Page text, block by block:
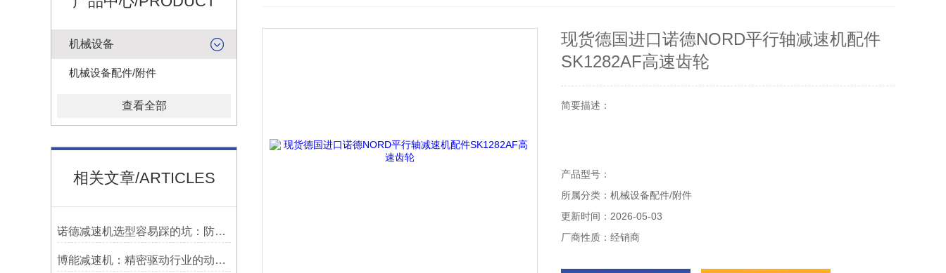
机械设备
机械设备配件/附件
查看全部
相关文章/ARTICLES
诺德减速机选型容易踩的坑：防水等级选低了，户外用半年就废
博能减速机：精密驱动行业的动力源泉
现货德国进口诺德NORD平行轴减速机配件
SK1282AF高速齿轮
简要描述：
产品型号：
所属分类：机械设备配件/附件
更新时间：2026-05-03
厂商性质：经销商